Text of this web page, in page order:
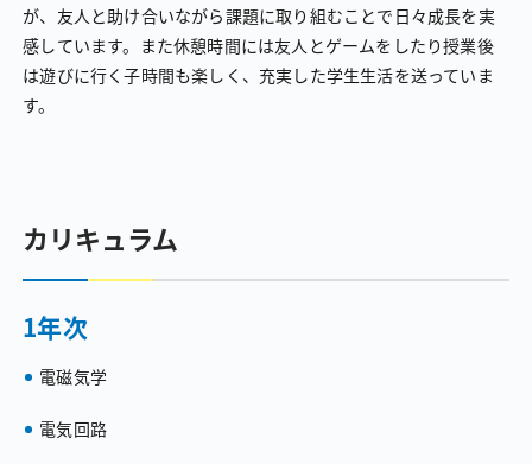
が、友人と助け合いながら課題に取り組むことで日々成長を実
感しています。また休憩時間には友人とゲームをしたり授業後
は遊びに行く子時間も楽しく、充実した学生生活を送っていま
す。
カリキュラム
1年次
電磁気学
電気回路